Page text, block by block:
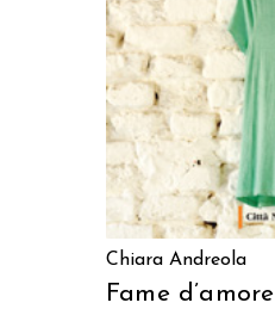
Chiara Andreola
Fame d’amore